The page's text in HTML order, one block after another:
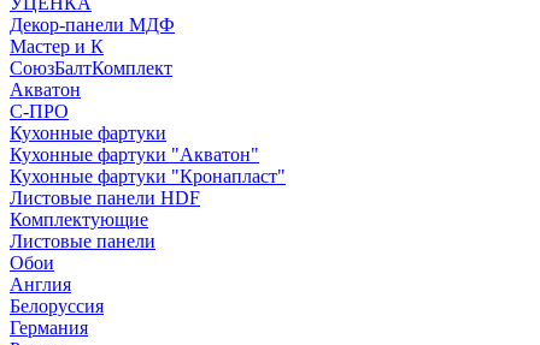
Декор-панели МДФ
Мастер и К
СоюзБалтКомплект
Акватон
С-ПРО
Кухонные фартуки
Кухонные фартуки "Акватон"
Кухонные фартуки "Кронапласт"
Листовые панели HDF
Комплектующие
Листовые панели
Обои
Англия
Белоруссия
Германия